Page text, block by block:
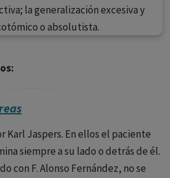
la generalización excesiva y
o absolutista.
Karl Jaspers. En ellos el paciente
siempre a su lado o detrás de él.
con F. Alonso Fernández, no se